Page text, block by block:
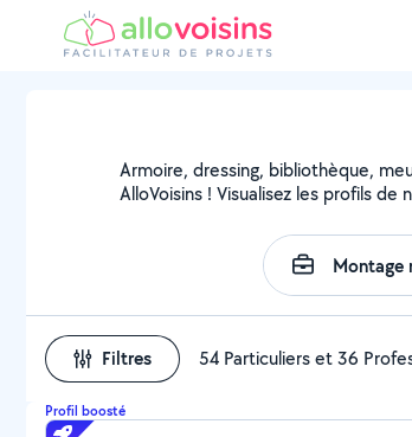
Armoire, dressing, bibliothèque,
AlloVoisins ! Visualisez les profils
Filtres 54 Particuliers et 36
Profil boosté